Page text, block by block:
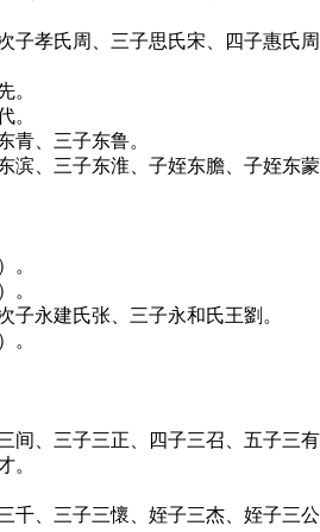
子孝氏周、三子思氏宋、四子惠氏周
。
。
青、三子东鲁。
滨、三子东淮、子姪东膽、子姪东蒙
。
。
子永建氏张、三子永和氏王劉。
。
间、三子三正、四子三召、五子三有
。
千、三子三懷、姪子三杰、姪子三